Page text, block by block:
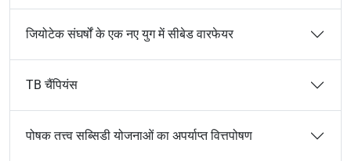
जियोटेक संघर्षों के एक नए युग में सीबेड वारफेयर
TB चैंपियंस
पोषक तत्त्व सब्सिडी योजनाओं का अपर्याप्त वित्तपोषण